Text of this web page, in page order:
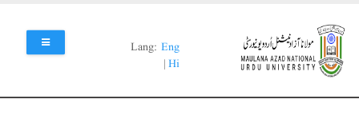
main
content
Lang: Eng
| Hi